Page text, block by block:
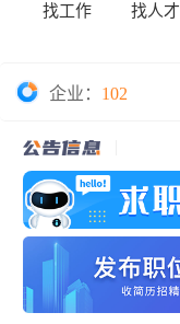
找工作 找人才
企业： 102